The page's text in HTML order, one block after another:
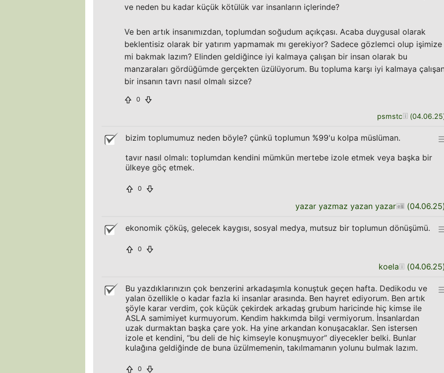
ve neden bu kadar küçük kötülük var insanların içlerinde?
Ve ben artık insanımızdan, toplumdan soğudum açıkçası. Acaba duygusal olarak
beklentisiz olarak bir yatırım yapmamak mı gerekiyor? Sadece gözlemci olup işimize
mi bakmak lazım? Elinden geldiğince iyi kalmaya çalışan bir insan olarak bu
manzaraları gördüğümde gerçekten üzülüyorum. Bu topluma karşı iyi kalmaya
bir insanın tavrı nasıl olmalı sizce?
0
psmstc (04.06.25
bizim toplumumuz neden böyle? çünkü toplumun %99'u kolpa müslüman.
tavır nasıl olmalı: toplumdan kendini mümkün mertebe izole etmek veya başka bir
ülkeye göç etmek.
0
yazar yazmaz yazan yazar (04.06.25
ekonomik çöküş, gelecek kaygısı, sosyal medya, mutsuz bir toplumun dönüşümü.
0
koela (04.06.25
Bu yazdıklarınızın çok benzerini arkadaşımla konuştuk geçen hafta. Dedikodu ve
yalan özellikle o kadar fazla ki insanlar arasında. Ben hayret ediyorum. Ben artık
şöyle karar verdim, çok küçük çekirdek arkadaş grubum haricinde hiç kimse ile
ASLA samimiyet kurmuyorum. Kendim hakkımda bilgi vermiyorum. İnsanlardan
uzak durmaktan başka çare yok. Ha yine arkandan konuşacaklar. Sen istersen
izole et kendini, “bu deli de hiç kimseyle konuşmuyor” diyecekler belki. Bunlar
kulağına geldiğinde de buna üzülmemenin, takılmamanın yolunu bulmak lazım.
0